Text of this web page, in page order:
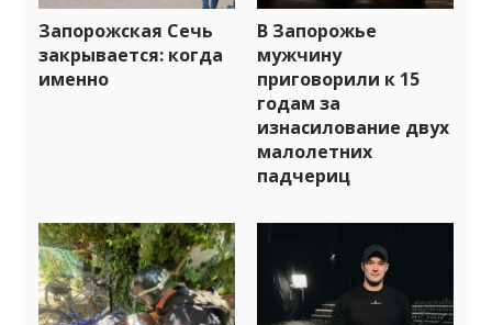
Запорожская Сечь
закрывается: когда
именно
В Запорожье
мужчину
приговорили к 15
годам за
изнасилование двух
малолетних
падчериц